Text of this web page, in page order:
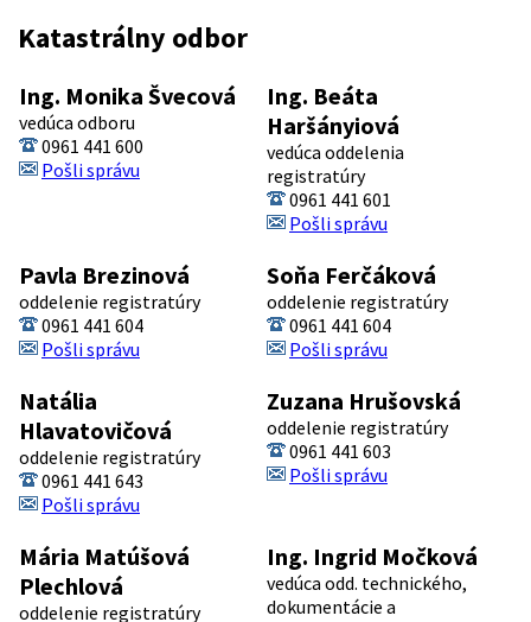
Katastrálny odbor
Ing. Monika Švecová
vedúca odboru
0961 441 600
Pošli správu
Ing. Beáta
Haršányiová
vedúca oddelenia
registratúry
0961 441 601
Pošli správu
Pavla Brezinová
oddelenie registratúry
0961 441 604
Pošli správu
Soňa Ferčáková
oddelenie registratúry
0961 441 604
Pošli správu
Natália
Hlavatovičová
oddelenie registratúry
0961 441 643
Pošli správu
Zuzana Hrušovská
oddelenie registratúry
0961 441 603
Pošli správu
Mária Matúšová
Plechlová
oddelenie registratúry
Ing. Ingrid Močková
vedúca odd. technického,
dokumentácie a